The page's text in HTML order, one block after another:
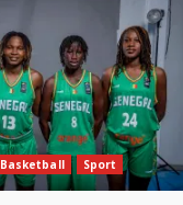
Basketball Sport